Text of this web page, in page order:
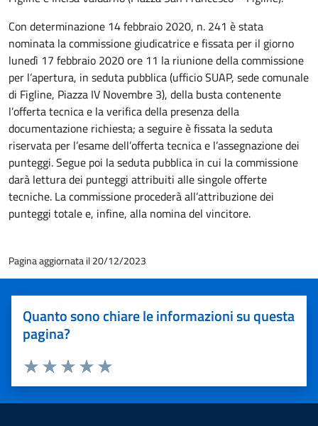
Con determinazione 14 febbraio 2020, n. 241 è stata
nominata la commissione giudicatrice e fissata per il giorno
lunedì 17 febbraio 2020 ore 11 la riunione della commissione
per l’apertura, in seduta pubblica (ufficio SUAP, sede comunale
di Figline, Piazza IV Novembre 3), della busta contenente
l’offerta tecnica e la verifica della presenza della
documentazione richiesta; a seguire è fissata la seduta
riservata per l’esame dell’offerta tecnica e l’assegnazione dei
punteggi. Segue poi la seduta pubblica in cui la commissione
darà lettura dei punteggi attribuiti alle singole offerte
tecniche. La commissione procederà all’attribuzione dei
punteggi totale e, infine, alla nomina del vincitore.
Pagina aggiornata il 20/12/2023
Quanto sono chiare le informazioni su questa
pagina?
Valuta 5 stelle su 5
Valuta 4 stelle su 5
Valuta 3 stelle su 5
Valuta 2 stelle su 5
Valuta 1 stelle su 5